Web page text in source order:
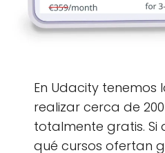
En Udacity tenemos
realizar cerca de
totalmente gratis. Si
qué cursos ofertan